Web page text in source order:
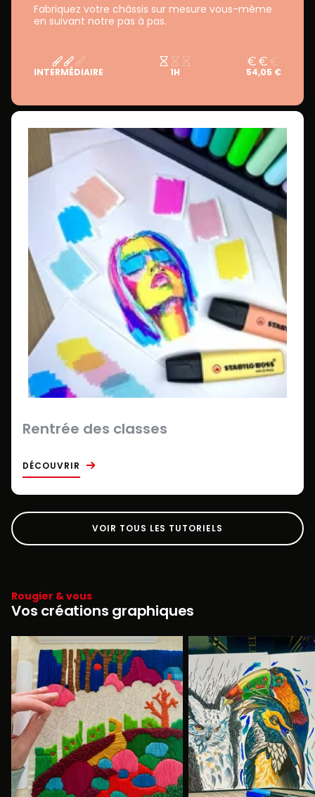
Fabriquez votre châssis sur mesure vous-même
en suivant notre pas à pas.
INTERMÉDIAIRE 1H 54,05 €
Rentrée des classes
DÉCOUVRIR
VOIR TOUS LES TUTORIELS
Rougier & vous
Vos créations graphiques